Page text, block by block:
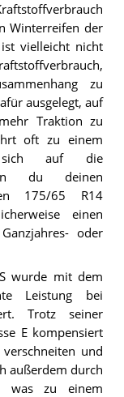
Winterreifen der
vielleicht nicht
zu
ausgelegt, auf
Traktion zu
oft zu einem
sich auf die
du deinen
175/65 R14
einen
oder
wurde mit dem
Leistung bei
Trotz seiner
E kompensiert
und
außerdem durch
was zu einem